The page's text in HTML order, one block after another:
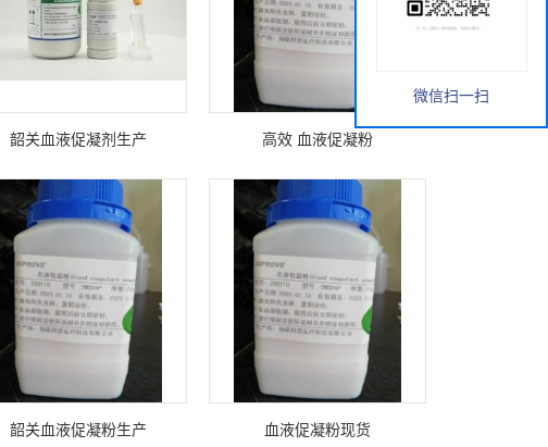
韶关血液促凝剂生产 高效 血液促凝粉
韶关血液促凝粉生产 血液促凝粉现货
微信扫一扫